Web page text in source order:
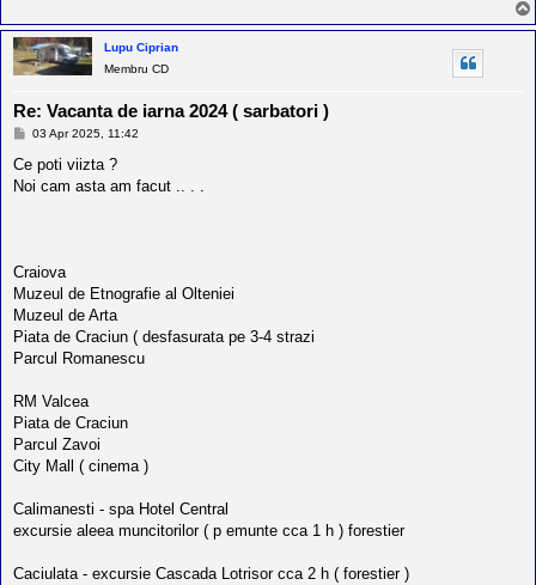
Lupu Ciprian
Membru CD
Re: Vacanta de iarna 2024 ( sarbatori )
M
s
j
03 Apr 2025, 11:42
Ce poti viizta ?
Noi cam asta am facut .. . .
Craiova
Muzeul de Etnografie al Olteniei
Muzeul de Arta
Piata de Craciun ( desfasurata pe 3-4 strazi
Parcul Romanescu
RM Valcea
Piata de Craciun
Parcul Zavoi
City Mall ( cinema )
Calimanesti - spa Hotel Central
excursie aleea muncitorilor ( p emunte cca 1 h ) forestier
Caciulata - excursie Cascada Lotrisor cca 2 h ( forestier )